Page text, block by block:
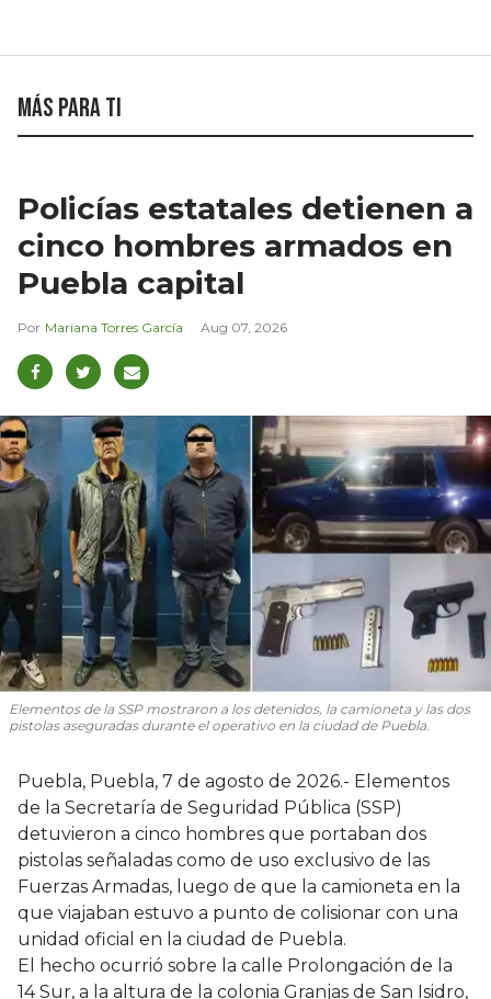
Más para ti
Policías estatales detienen a
cinco hombres armados en
Puebla capital
Mariana Torres García Aug 07, 2026
Elementos de la SSP mostraron a los detenidos, la camioneta y las dos
pistolas aseguradas durante el operativo en la ciudad de Puebla.
Puebla, Puebla, 7 de agosto de 2026.- Elementos
de la Secretaría de Seguridad Pública (SSP)
detuvieron a cinco hombres que portaban dos
pistolas señaladas como de uso exclusivo de las
Fuerzas Armadas, luego de que la camioneta en la
que viajaban estuvo a punto de colisionar con una
unidad oficial en la ciudad de Puebla.
El hecho ocurrió sobre la calle Prolongación de la
14 Sur, a la altura de la colonia Granjas de San Isidro,